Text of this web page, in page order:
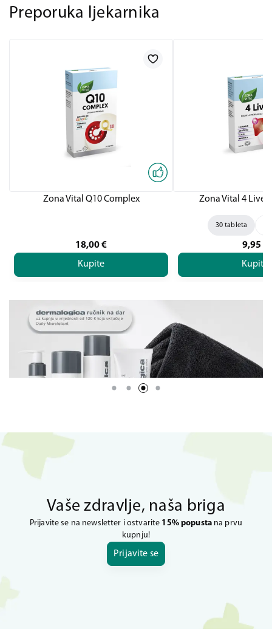
Preporuka ljekarnika
Zona Vital Q10 Complex
18,00€
Kupite
Zona Vital 4
30 tableta
9,95
Kupite
Vaše zdravlje, naša briga
Prijavite se na newsletter i ostvarite 15% popustana prvu
kupnju!
Prijavite se